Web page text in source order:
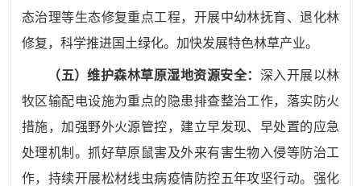
态治理等生态修复重点工程，开展中幼林抚育、退化林
修复，科学推进国土绿化。加快发展特色林草产业。
（ 五）维护森林草原湿地资源安全： 深入开展以林
牧区输配电设施为重点的隐患排查整治工作， 落实防火
措施，加强野外火源管控，建立早发现、早处置的应急
处理机制。抓好草原鼠害及外来有害生物入侵等防治工
作，持续开展松材线虫病疫情防控五年攻坚行动。强化